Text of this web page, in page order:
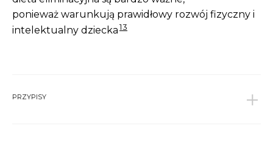
ponieważ warunkują prawidłowy rozwój fizyczny i
intelektualny dziecka13
PRZYPISY